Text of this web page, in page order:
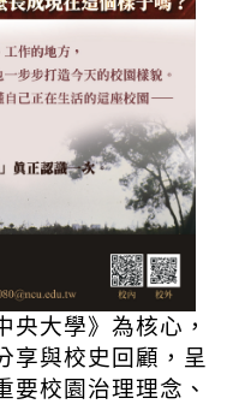
央大學》為核心，
享與校史回顧，呈
要校園治理理念、